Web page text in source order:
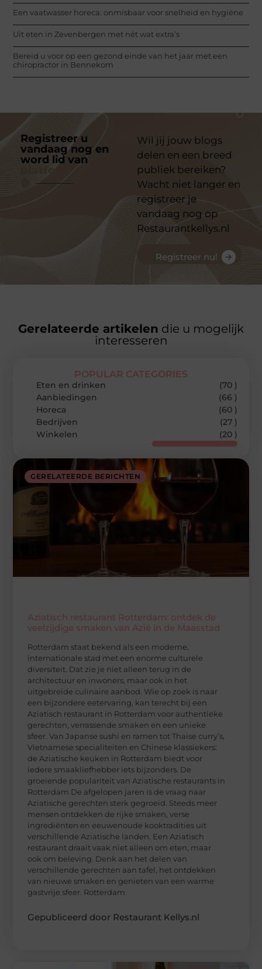
Een vaatwasser horeca: onmisbaar voor snelheid en hygiëne
Uit eten in Zevenbergen met nét wat extra’s
Bereid u voor op een gezond einde van het jaar met een
chiropractor in Bennekom
Registreer u
vandaag nog en
word lid van
platform
Wil jij jouw blogs
delen en een breed
publiek bereiken?
Wacht niet langer en
registreer je
vandaag nog op
Restaurantkellys.nl
Registreer nu!
Gerelateerde artikelen die u mogelijk
interesseren
GERELATEERDE BERICHTEN
Aziatisch restaurant Rotterdam: ontdek de
veelzijdige smaken van Azië in de Maasstad
Rotterdam staat bekend als een moderne,
internationale stad met een enorme culturele
diversiteit. Dat zie je niet alleen terug in de
architectuur en inwoners, maar ook in het
uitgebreide culinaire aanbod. Wie op zoek is naar
een bijzondere eetervaring, kan terecht bij een
Aziatisch restaurant in Rotterdam voor authentieke
gerechten, verrassende smaken en een unieke
sfeer. Van Japanse sushi en ramen tot Thaise curry’s,
Vietnamese specialiteiten en Chinese klassiekers:
de Aziatische keuken in Rotterdam biedt voor
iedere smaakliefhebber iets bijzonders. De
groeiende populariteit van Aziatische restaurants in
Rotterdam De afgelopen jaren is de vraag naar
Aziatische gerechten sterk gegroeid. Steeds meer
mensen ontdekken de rijke smaken, verse
ingrediënten en eeuwenoude kooktradities uit
verschillende Aziatische landen. Een Aziatisch
restaurant draait vaak niet alleen om eten, maar
ook om beleving. Denk aan het delen van
verschillende gerechten aan tafel, het ontdekken
van nieuwe smaken en genieten van een warme
gastvrije sfeer. Rotterdam
Gepubliceerd door Restaurant Kellys.nl
POPULAR CATEGORIES
Eten en drinken
(70 )
Aanbiedingen
(66 )
Horeca
(60 )
Bedrijven
(27 )
Winkelen
(20 )